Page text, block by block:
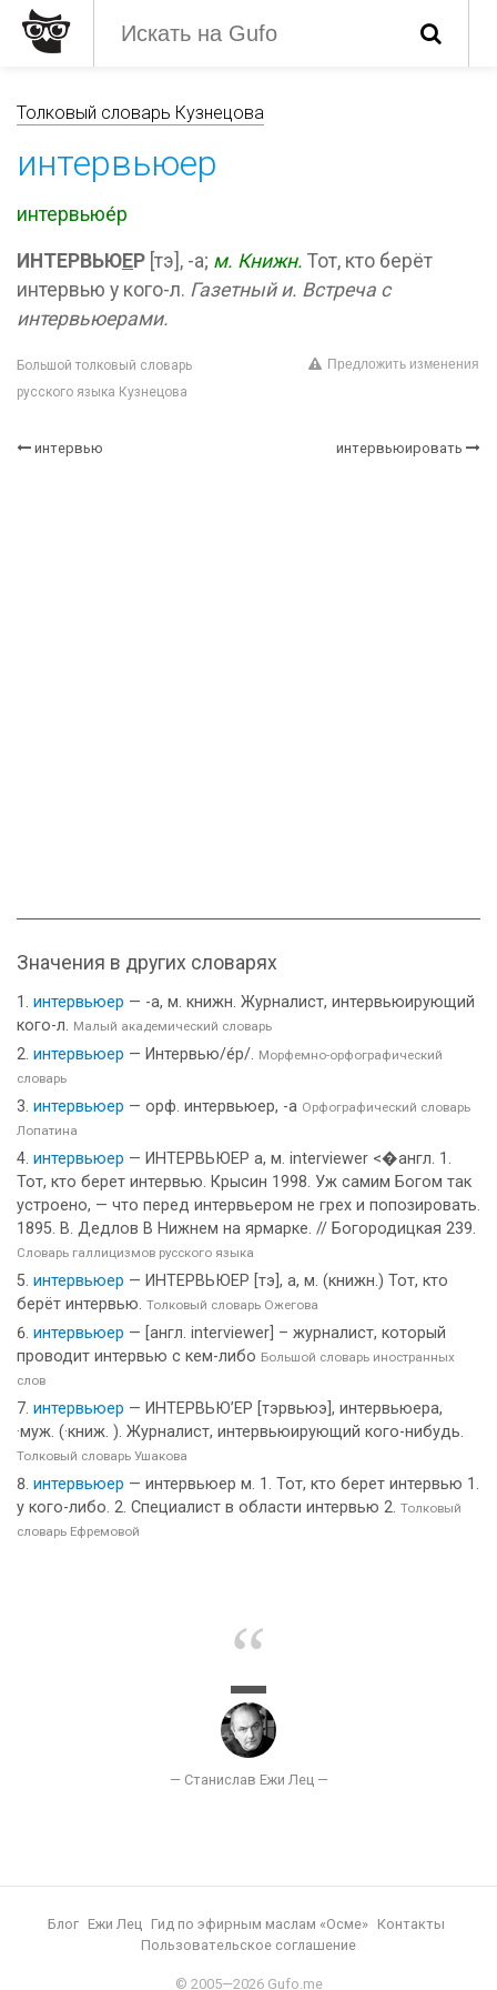
Толковый словарь Кузнецова
интервьюер
интервьюе́р
ИНТЕРВЬЮЕР [тэ], -а; м. Книжн. Тот, кто берёт
интервью у кого-л. Газетный и. Встреча с
интервьюерами.
Большой толковый словарь
русского языка Кузнецова
Предложить изменения
интервью интервьюировать
Значения в других словарях
интервьюер — -а, м. книжн. Журналист, интервьюирующий
кого-л. Малый академический словарь
интервьюер — Интервью/е́р/. Морфемно-орфографический
словарь
интервьюер — орф. интервьюер, -а Орфографический словарь
Лопатина
интервьюер — ИНТЕРВЬЮЕР а, м. interviewer <�англ. 1.
Тот, кто берет интервью. Крысин 1998. Уж самим Богом так
устроено, — что перед интервьером не грех и попозировать.
1895. В. Дедлов В Нижнем на ярмарке. // Богородицкая 239.
Словарь галлицизмов русского языка
интервьюер — ИНТЕРВЬЮЕР [тэ], а, м. (книжн.) Тот, кто
берёт интервью. Толковый словарь Ожегова
интервьюер — [англ. interviewer] – журналист, который
проводит интервью с кем-либо Большой словарь иностранных
слов
интервьюер — ИНТЕРВЬЮ’ЕР [тэрвьюэ], интервьюера,
·муж. (·книж. ). Журналист, интервьюирующий кого-нибудь.
Толковый словарь Ушакова
интервьюер — интервьюер м. 1. Тот, кто берет интервью 1.
у кого-либо. 2. Специалист в области интервью 2. Толковый
словарь Ефремовой
Блог Ежи Лец Гид по эфирным маслам «Осме»
Контакты
Пользовательское соглашение
© 2005—2026 Gufo.me